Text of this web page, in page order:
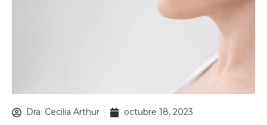
Dra. Cecilia Arthur octubre 18, 2023